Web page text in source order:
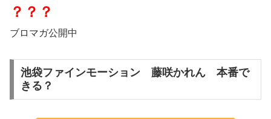
？？？
ブロマガ公開中
池袋ファインモーション 藤咲かれん 本番で
きる？